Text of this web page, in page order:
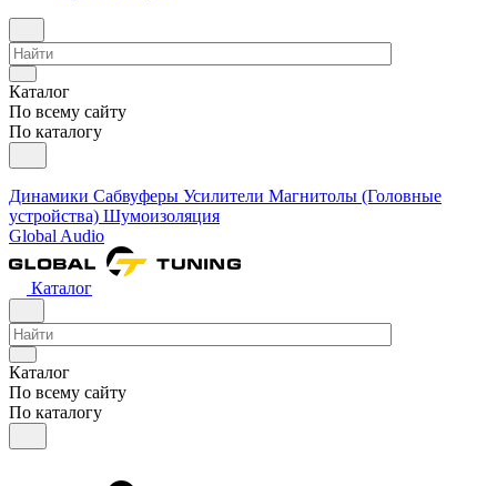
Каталог
По всему сайту
По каталогу
Динамики Сабвуферы Усилители Магнитолы (Головные
устройства) Шумоизоляция
Global Audio
Каталог
Каталог
По всему сайту
По каталогу